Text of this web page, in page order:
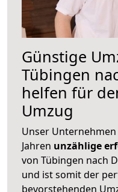
Günstige
Tübingen
helfen für
Umzug
Unser
Jahren unzählige
von Tübingen nach
und ist somit der
bevorstehenden